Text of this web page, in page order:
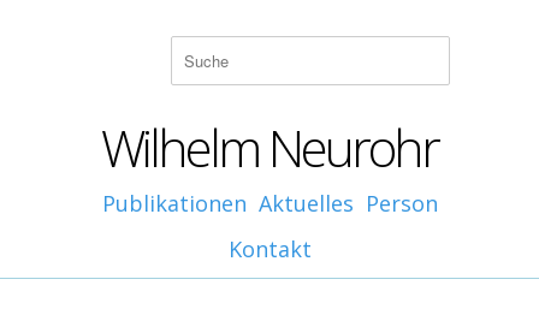
Wilhelm Neurohr
Publikationen Aktuelles Person
Kontakt